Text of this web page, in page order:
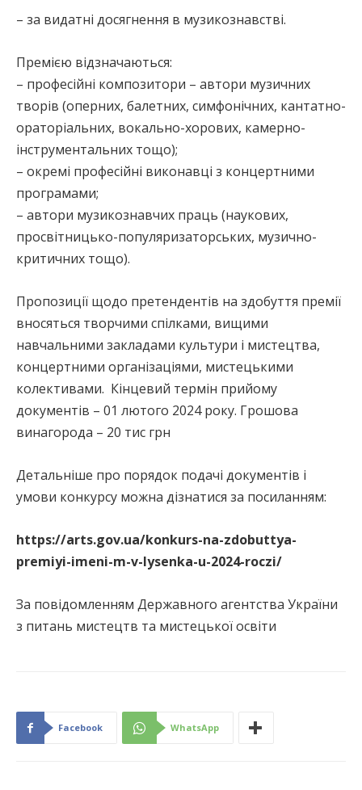
– за видатні досягнення в музикознавстві.
Премією відзначаються:
– професійні композитори – автори музичних
творів (оперних, балетних, симфонічних, кантатно-
ораторіальних, вокально-хорових, камерно-
інструментальних тощо);
– окремі професійні виконавці з концертними
програмами;
– автори музикознавчих праць (наукових,
просвітницько-популяризаторських, музично-
критичних тощо).
Пропозиції щодо претендентів на здобуття премії
вносяться творчими спілками, вищими
навчальними закладами культури і мистецтва,
концертними організаціями, мистецькими
колективами. Кінцевий термін прийому
документів – 01 лютого 2024 року. Грошова
винагорода – 20 тис грн
Детальніше про порядок подачі документів і
умови конкурсу можна дізнатися за посиланням:
https://arts.gov.ua/konkurs-na-zdobuttya-
premiyi-imeni-m-v-lysenka-u-2024-roczi/
За повідомленням Державного агентства України
з питань мистецтв та мистецької освіти
Facebook WhatsApp